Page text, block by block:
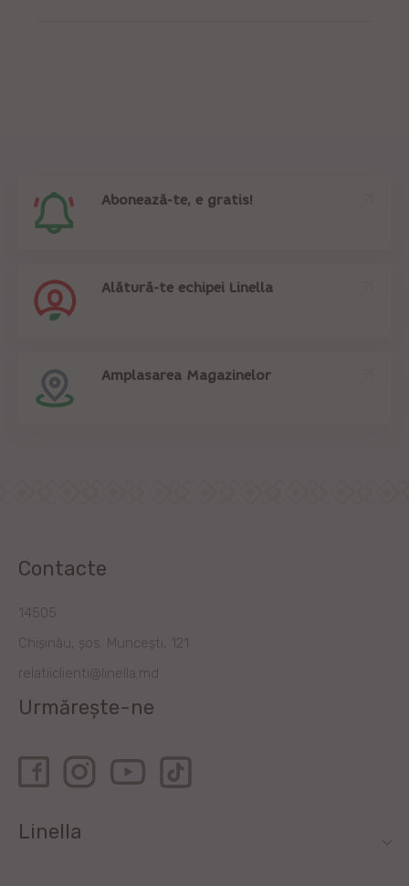
Abonează-te, e gratis!
Alătură-te echipei Linella
Amplasarea Magazinelor
Contacte
14505
Chișinău, șos. Muncești, 121
relatiiclienti@linella.md
Urmărește-ne
Linella